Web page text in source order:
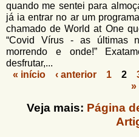
quando me sentei para
já ia entrar no ar um
chamado de World at One
“Covid Vírus - as últimas
morrendo e onde!”
desfrutar,...
« início ‹ anterior 1 2
»
Veja mais: Página